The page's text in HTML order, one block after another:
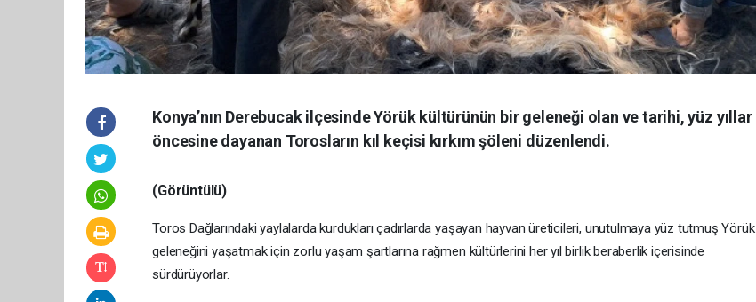
Konya’nın Derebucak ilçesinde Yörük kültürünün bir geleneği olan ve tarihi, yüz yıllar
öncesine dayanan Torosların kıl keçisi kırkım şöleni düzenlendi.
(Görüntülü)
Toros Dağlarındaki yaylalarda kurdukları çadırlarda yaşayan hayvan üreticileri, unutulmaya yüz tutmuş Yörük
geleneğini yaşatmak için zorlu yaşam şartlarına rağmen kültürlerini her yıl birlik beraberlik içerisinde
sürdürüyorlar.